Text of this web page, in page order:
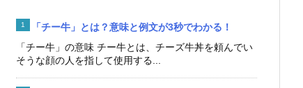
「チー牛」とは？意味と例文が3秒でわかる！
「チー牛」の意味 チー牛とは、チーズ牛丼を頼んでい
そうな顔の人を指して使用する...